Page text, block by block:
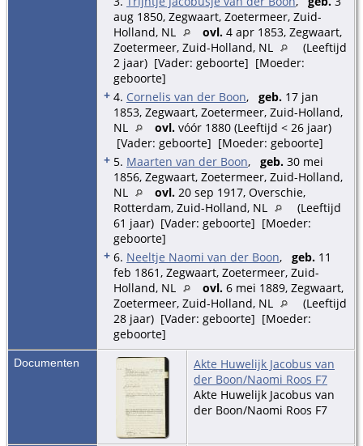
aug 1850, Zegwaart, Zoetermeer, Zuid-
Holland, NL
ovl. 4 apr 1853, Zegwaart,
Zoetermeer, Zuid-Holland, NL
(Leeftijd
2 jaar) [Vader: geboorte] [Moeder:
geboorte]
+ 4. Cornelis van der Boon, geb. 17 jan
1853, Zegwaart, Zoetermeer, Zuid-Holland,
NL
ovl. vóór 1880 (Leeftijd < 26 jaar)
[Vader: geboorte] [Moeder: geboorte]
+ 5. Maarten van der Boon, geb. 30 mei
1856, Zegwaart, Zoetermeer, Zuid-Holland,
NL
ovl. 20 sep 1917, Overschie,
Rotterdam, Zuid-Holland, NL
(Leeftijd
61 jaar) [Vader: geboorte] [Moeder:
geboorte]
+ 6. Neeltje Naomi van der Boon, geb. 11
feb 1861, Zegwaart, Zoetermeer, Zuid-
Holland, NL
ovl. 6 mei 1889, Zegwaart,
Zoetermeer, Zuid-Holland, NL
(Leeftijd
28 jaar) [Vader: geboorte] [Moeder:
geboorte]
Documenten
Akte Huwelijk Jacobus van
der Boon/Naomi Roos F7
Akte Huwelijk Jacobus van
der Boon/Naomi Roos F7